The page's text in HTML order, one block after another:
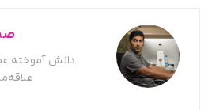
دانش آموخته